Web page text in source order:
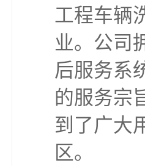
工程车辆
业。公司
后服务系
的服务宗
到了广大
区。